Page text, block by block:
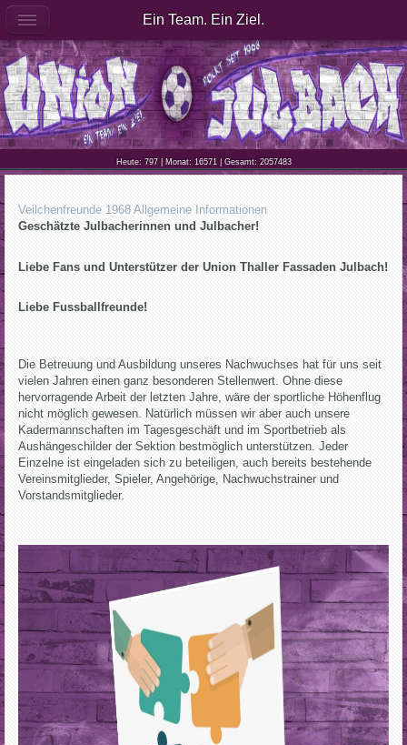
Heute: 797 | Monat: 16571 | Gesamt: 2057483
Veilchenfreunde 1968 Allgemeine Informationen
Geschätzte Julbacherinnen und Julbacher!
Liebe Fans und Unterstützer der Union Thaller Fassaden Julbach!
Liebe Fussballfreunde!
Die Betreuung und Ausbildung unseres Nachwuchses hat für uns seit
vielen Jahren einen ganz besonderen Stellenwert. Ohne diese
hervorragende Arbeit der letzten Jahre, wäre der sportliche Höhenflug
nicht möglich gewesen. Natürlich müssen wir aber auch unsere
Kadermannschaften im Tagesgeschäft und im Sportbetrieb als
Aushängeschilder der Sektion bestmöglich unterstützen. Jeder
Einzelne ist eingeladen sich zu beteiligen, auch bereits bestehende
Vereinsmitglieder, Spieler, Angehörige, Nachwuchstrainer und
Vorstandsmitglieder.
Ein Team. Ein Ziel.